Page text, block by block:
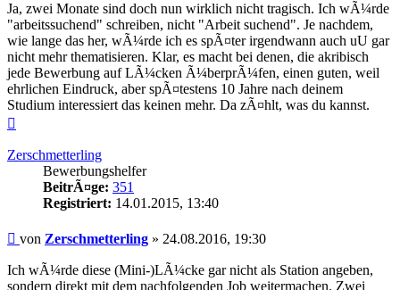
Ja, zwei Monate sind doch nun wirklich nicht tragisch. Ich wÃ¼rde
"arbeitssuchend" schreiben, nicht "Arbeit suchend". Je nachdem,
wie lange das her, wÃ¼rde ich es spÃ¤ter irgendwann auch uU gar
nicht mehr thematisieren. Klar, es macht bei denen, die akribisch
jede Bewerbung auf LÃ¼cken Ã¼berprÃ¼fen, einen guten, weil
ehrlichen Eindruck, aber spÃ¤testens 10 Jahre nach deinem
Studium interessiert das keinen mehr. Da zÃ¤hlt, was du kannst.
Zerschmetterling
Bewerbungshelfer
BeitrÃ¤ge: 351
Registriert: 14.01.2015, 13:40
Beitrag
von Zerschmetterling » 24.08.2016, 19:30
Ich wÃ¼rde diese (Mini-)LÃ¼cke gar nicht als Station angeben,
sondern direkt mit dem nachfolgenden Job weitermachen. Zwei